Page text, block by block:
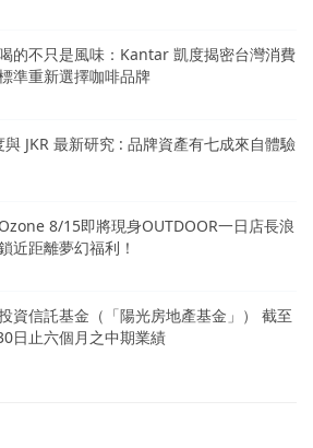
的不只是風味：Kantar 凱度揭密台灣消費
準重新選擇咖啡品牌
JKR 最新研究 : 品牌資產有七成來自體驗
8/15即將現身OUTDOOR一日店長浪
近距離夢幻福利！
資信託基金（「陽光房地產基金」） 截至
日止六個月之中期業績